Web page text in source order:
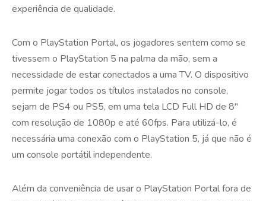
experiência de qualidade.
Com o PlayStation Portal, os jogadores sentem como se
tivessem o PlayStation 5 na palma da mão, sem a
necessidade de estar conectados a uma TV. O dispositivo
permite jogar todos os títulos instalados no console,
sejam de PS4 ou PS5, em uma tela LCD Full HD de 8″
com resolução de 1080p e até 60fps. Para utilizá-lo, é
necessária uma conexão com o PlayStation 5, já que não é
um console portátil independente.
Além da conveniência de usar o PlayStation Portal fora de